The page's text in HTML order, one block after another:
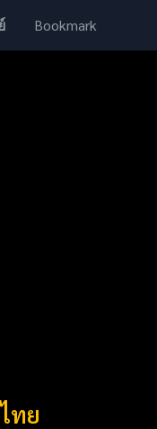
Bookmark
ทย